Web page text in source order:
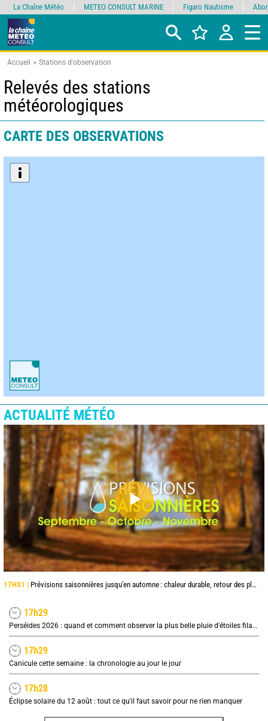
Accueil Stations d'observation
Relevés des stations
météorologiques
CARTE DES OBSERVATIONS
ACTUALITÉ MÉTÉO
17H31 | Prévisions saisonnières jusqu'en automne : chaleur durable, retour des pluies en octobre et surtout novembre
17h29
Perséides 2026 : quand et comment observer la plus belle pluie d'étoiles filantes de l'été ?
17h29
Canicule cette semaine : la chronologie au jour le jour
17h28
Éclipse solaire du 12 août : tout ce qu'il faut savoir pour ne rien manquer
La Chaîne Météo METEO CONSULT MARINE Figaro Nautisme